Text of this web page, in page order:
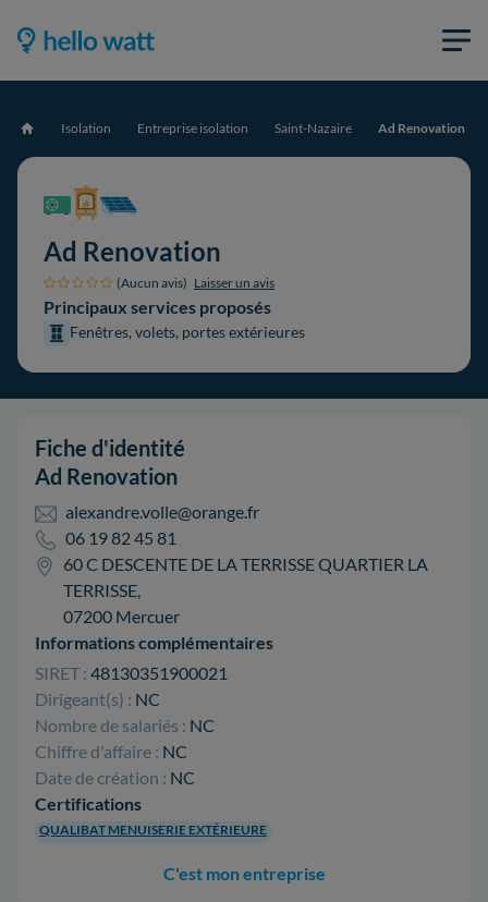
Accueil Isolation Entreprise isolation Saint-Nazaire Ad Renovation
Ad Renovation
(Aucun avis) Laisser un avis
Principaux services proposés
Fenêtres, volets, portes extérieures
Fiche d'identité
Ad Renovation
alexandre.volle@orange.fr
06 19 82 45 81
60 C DESCENTE DE LA TERRISSE QUARTIER LA
TERRISSE,
07200 Mercuer
Informations complémentaires
SIRET : 48130351900021
Dirigeant(s) : NC
Nombre de salariés : NC
Chiffre d'affaire : NC
Date de création : NC
Certifications
QUALIBAT MENUISERIE EXTÉRIEURE
C'est mon entreprise